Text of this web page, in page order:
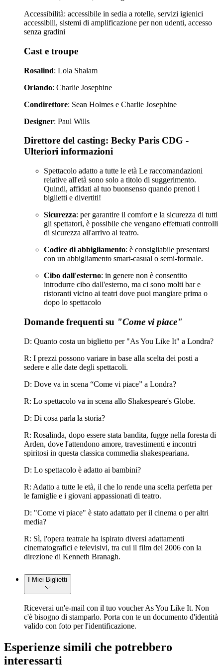
Accessibilità: accessibile in sedia a rotelle, servizi igienici
accessibili, sistemi di amplificazione per non udenti, accesso
senza gradini
Cast e troupe
Rosalind: Lola Shalam
Orlando: Charlie Josephine
Condirettore: Sean Holmes e Charlie Josephine
Designer: Paul Wills
Direttore del casting: Becky Paris CDG -
Ulteriori informazioni
Spettacolo adatto a tutte le età Le raccomandazioni
relative all'età sono solo a titolo di suggerimento.
Quindi, affidati al tuo buonsenso quando prenoti i
biglietti e divertiti!
Sicurezza: per garantire il comfort e la sicurezza di tutti
gli spettatori, è possibile che vengano effettuati controlli
di sicurezza all'arrivo al teatro.
Codice di abbigliamento: è consigliabile presentarsi
con un abbigliamento smart-casual o semi-formale.
Cibo dall'esterno: in genere non è consentito
introdurre cibo dall'esterno, ma ci sono molti bar e
ristoranti vicino ai teatri dove puoi mangiare prima o
dopo lo spettacolo
Domande frequenti su "Come vi piace"
D: Quanto costa un biglietto per "As You Like It" a Londra?
R: I prezzi possono variare in base alla scelta dei posti a
sedere e alle date degli spettacoli.
D: Dove va in scena “Come vi piace” a Londra?
R: Lo spettacolo va in scena allo Shakespeare's Globe.
D: Di cosa parla la storia?
R: Rosalinda, dopo essere stata bandita, fugge nella foresta di
Arden, dove l'attendono amore, travestimenti e incontri
spiritosi in questa classica commedia shakespeariana.
D: Lo spettacolo è adatto ai bambini?
R: Adatto a tutte le età, il che lo rende una scelta perfetta per
le famiglie e i giovani appassionati di teatro.
D: "Come vi piace" è stato adattato per il cinema o per altri
media?
R: Sì, l'opera teatrale ha ispirato diversi adattamenti
cinematografici e televisivi, tra cui il film del 2006 con la
direzione di Kenneth Branagh.
I Miei Biglietti
Riceverai un'e-mail con il tuo voucher As You Like It. Non
c'è bisogno di stamparlo. Porta con te un documento d'identità
valido con foto per l'identificazione.
Esperienze simili che potrebbero
interessarti